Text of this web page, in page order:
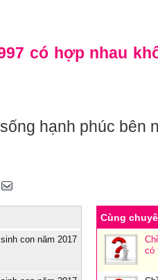
có hợp nhau
hạnh phúc bên
con năm 2017
Cùng
có